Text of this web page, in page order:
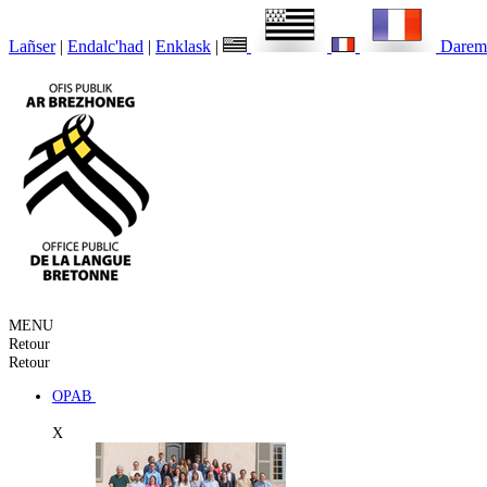
Lañser | Endalc'had | Enklask |
MENU
Retour
Retour
OPAB
X